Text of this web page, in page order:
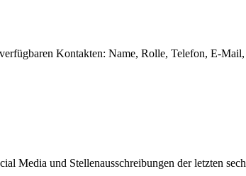
Kontakten: Name, Rolle, Telefon, E-
Media und Stellenausschreibungen der letzten